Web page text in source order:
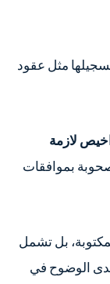
مثل عقود
لازمة
بموافقات
بل تشمل
الوضوح في